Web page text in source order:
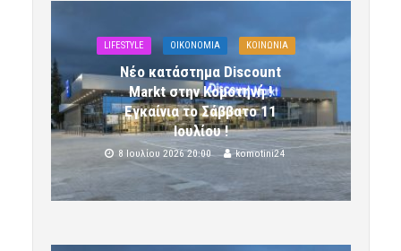
LIFESTYLE OIKONOMIA ΚΟΙΝΩΝΙΑ
Νέο κατάστημα Discount
Markt στην Κομοτηνή !
Εγκαίνια το Σάββατο 11
Ιουλίου !
8 Ιουλίου 2026 20:00 komotini24